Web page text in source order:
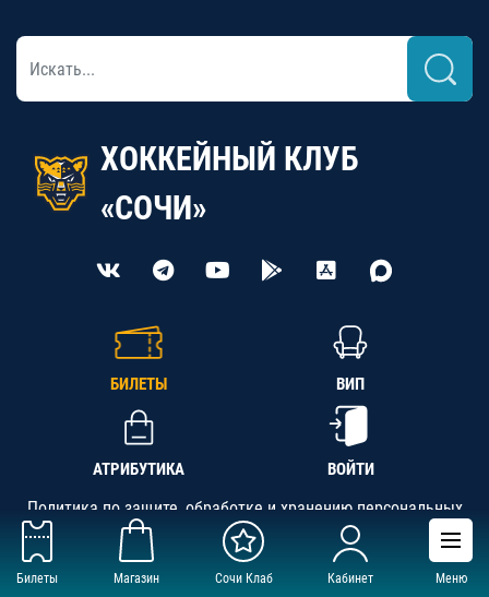
Билеты Магазин Сочи Клаб Кабинет Меню
ХОККЕЙНЫЙ КЛУБ
«СОЧИ»
БИЛЕТЫ ВИП
АТРИБУТИКА ВОЙТИ
Политика по защите, обработке и хранению персональных
данных
АНО «СК «Кубань-Регион», ОГРН 1142300002349,